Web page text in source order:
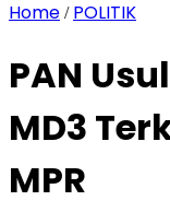
Home / POLITIK
PAN
MD3
MPR